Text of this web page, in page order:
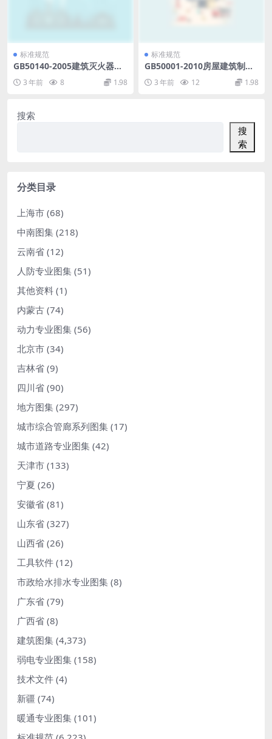
标准规范
GB50140-2005建筑灭火器配
置设计规范【条文说明对照
版】.pdf
3 年前 8 1.98
标准规范
GB50001-2010房屋建筑制图
3 年前 12 1.98
搜索
搜
索
分类目录
上海市 (68)
中南图集 (218)
云南省 (12)
人防专业图集 (51)
其他资料 (1)
内蒙古 (74)
动力专业图集 (56)
北京市 (34)
吉林省 (9)
四川省 (90)
地方图集 (297)
城市综合管廊系列图集 (17)
城市道路专业图集 (42)
天津市 (133)
宁夏 (26)
安徽省 (81)
山东省 (327)
山西省 (26)
工具软件 (12)
市政给水排水专业图集 (8)
广东省 (79)
广西省 (8)
建筑图集 (4,373)
弱电专业图集 (158)
技术文件 (4)
新疆 (74)
暖通专业图集 (101)